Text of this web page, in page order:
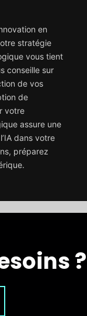
en
stratégie
vous tient
conseille sur
de vos
de
votre
assure une
dans votre
préparez
?